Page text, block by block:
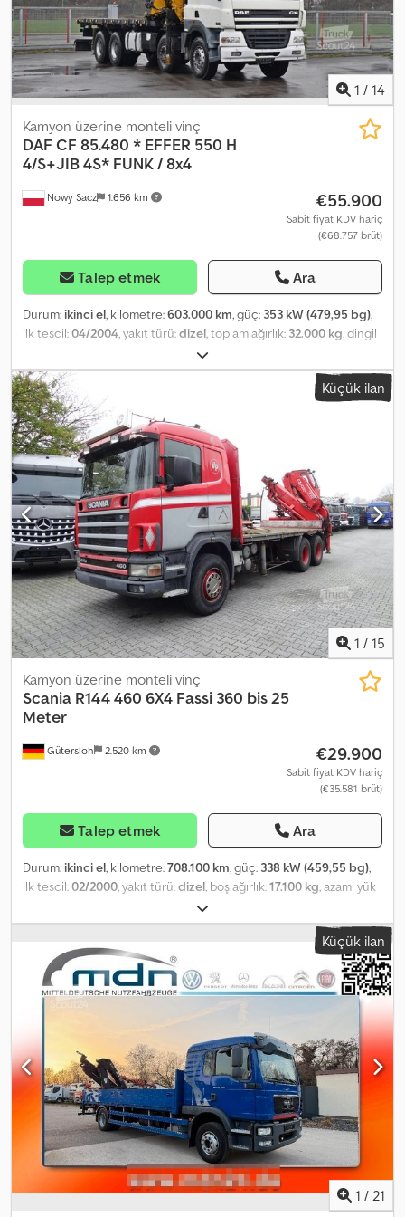
1 / 14
Nowy Sacz 1.656 km
Kamyon üzerine monteli vinç
DAF CF 85.480 * EFFER 550 H
4/S+JIB 4S* FUNK / 8x4
€55.900
Sabit fiyat KDV hariç
(€68.757 brüt)
Talep etmek Ara
Durum: ikinci el, kilometre:603.000 km, güç: 353 kW (479,95 bg),
ilk tescil:04/2004, yakıt türü:dizel, toplam ağırlık: 32.000 kg, dingil
beyaz
alanı uzunluğu:6.300 mm, yükleme alanı genişliği:2.450 mm,
Üretim yılı:
, DAF CF 85.480
Platform 6,30 m + VİNÇ + JİB + UZAKTAN KUMANDA / 8x4 Kazasız İyi
durumda! ? ÜRETİM YILI: 2004 ? KİLOMETRE: 603.000 km
DONANIM: ? ABS ? Merkezi Kilit ? Elektrikli Camlar ? Elektrikli
Aynalar Cjdpfx Asy Eu N Rsczsrf ? Hidrolik Direksiyon ? Takograf ?
Klima Platform ölçüsü: 630 x 240 cm (U x G) Kapasite: 11.000 kg
Toplam Ağırlık: 32.000 kg Dingil Mesafesi: 205/360/138 cm Lastik
Ebatları: 315/80R22,5 Süspansiyon: Yaprak Yay VİNÇ: EFFER 550 H
4/S + 4S + UZAKTAN KUMANDA Şasi No: XLRAD85XC4E629068
TELEFON: KUBA – POLSKA, İNGİLİZCE, ALMANCA, İTALYANCA
SEBASTIAN – POLSKA, ALMANCA, İTALYANCA, ????? LASZLO –
MACARCA COSTEL – ROMENCE (Romence: Tüm ihracat
işlemlerini, plaka dahil, biz yapıyoruz.)
Küçük ilan
1 / 15
Gütersloh 2.520 km
Kamyon üzerine monteli vinç
Scania R144 460 6X4 Fassi 360 bis 25
Meter
€29.900
Sabit fiyat KDV hariç
(€35.581 brüt)
Talep etmek Ara
Durum: ikinci el, kilometre:708.100 km, güç: 338 kW (459,55 bg),
ilk tescil:02/2000, yakıt türü:dizel, boş ağırlık:17.100 kg, azami yük
26.000 kg
6x4, dingil mesafesi:4.800 mm, frenler:motor freni, renk:kırmızı,
şoför kabini:yataklı kabin
, emisyon sınıfı:
euro2, süspansiyon:çelik, yükleme alanı uzunluğu: 5.500 mm,
Donanım:ABS, araç içi bilgisayar, diferansiyel kilidi, hız
sabitleyici, klima, tır çekici bağlantısı, vinç, Scania R144 460 V8
6X4 platform kasa ağır hizmet vinçli İlk tescil: 2/2000 708.100 km
Uzun sürücü kabini Manuel şanzıman Klima Çeki demiri 6x4 tahrik
Yaprak süspansiyon Lastikler 385/65 R22.5, diş derinliği yaklaşık
%60 Lastikler 315/80 R22.5, diş derinliği yaklaşık %60 Dingil
mesafesi 4800 mm Platform uzunluğu 5500 mm Boş ağırlık 17.100
kg Vinç Fassi F330/F360XP Üretim yılı 1999 Radyo uzaktan
kumanda 4 ayak destek Toplam 8 uzatma 4 hidrolik + 4 mekanik
uzatma 2,35 m/12.500 kg 4,40 m/7.055 kg Cedpfx Asvik Sksczerf 6,25
m/4.825 kg 8,15 m/3.600 kg 10,15 m/2.835 kg 12,25 m/2.330 kg 14,50
m/1.815 kg (mekanik uzatma) 16,75 m/1.440 kg (mekanik uzatma)
19,25 m/1.000 kg (mekanik uzatma) 21,75 m/800 kg (mekanik
Küçük ilan
1 / 21